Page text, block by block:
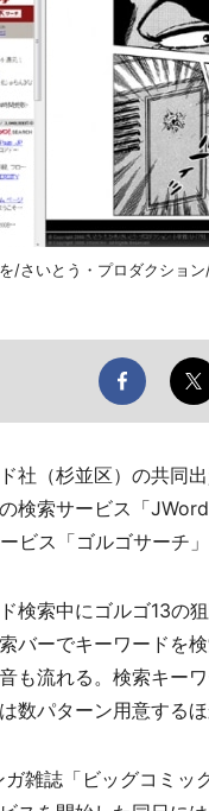
/さいとう・プロダクショ
社（杉並区）の共同
検索サービス「
ビス「ゴルゴサーチ」
検索中にゴルゴ13の
バーでキーワードを
も流れる。検索キー
数パターン用意する
雑誌「ビッグコミッ